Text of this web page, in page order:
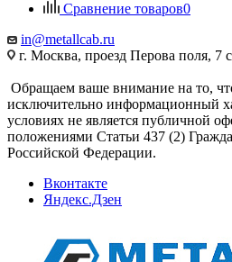
Сравнение товаров0
in@metallcab.ru
г. Москва, проезд Перова поля, 7
Обращаем ваше внимание на то,
исключительно информационный
условиях не является публичной
положениями Статьи 437 (2)
Российской Федерации.
Вконтакте
Яндекс.Дзен